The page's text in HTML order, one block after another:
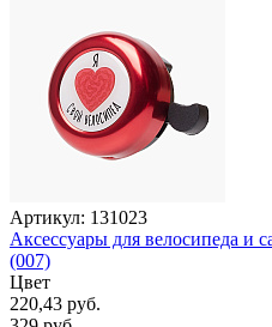
Артикул: 131023
Аксессуары для велосипеда и
(007)
Цвет
220,43 руб.